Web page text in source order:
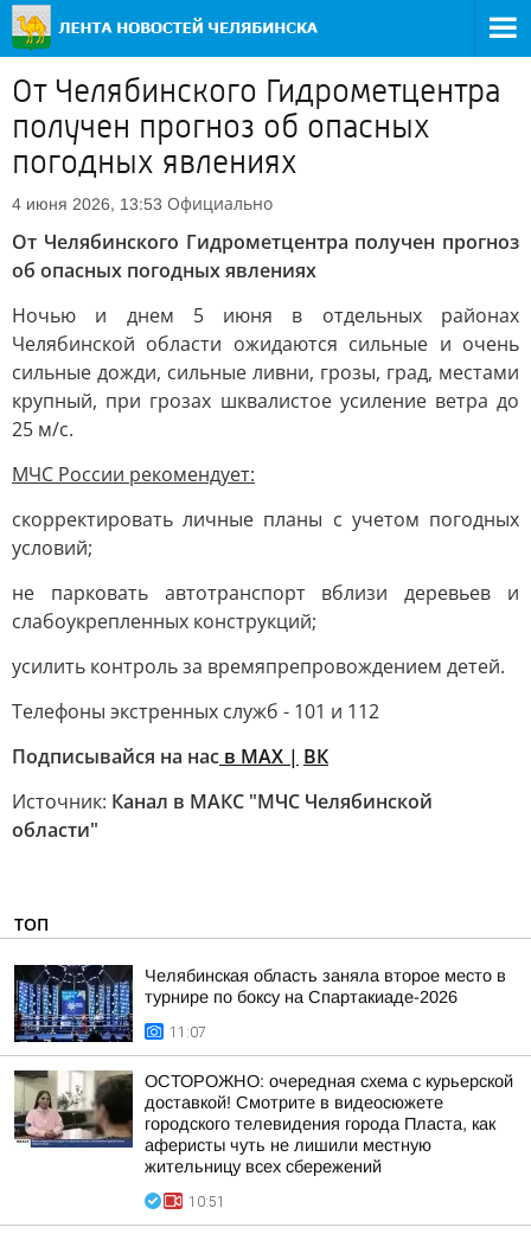
От Челябинского Гидрометцентра
получен прогноз об опасных
погодных явлениях
4 июня 2026, 13:53 Официально
От Челябинского Гидрометцентра получен прогноз
об опасных погодных явлениях
Ночью и днем 5 июня в отдельных районах
Челябинской области ожидаются сильные и очень
сильные дожди, сильные ливни, грозы, град, местами
крупный, при грозах шквалистое усиление ветра до
25 м/с.
МЧС России рекомендует:
скорректировать личные планы с учетом погодных
условий;
не парковать автотранспорт вблизи деревьев и
слабоукрепленных конструкций;
усилить контроль за времяпрепровождением детей.
Телефоны экстренных служб - 101 и 112
Подписывайся на нас в MAX | ВК
Источник: Канал в МАКС "МЧС Челябинской
области"
ТОП
Челябинская область заняла второе место в
турнире по боксу на Спартакиаде-2026
11:07
ОСТОРОЖНО: очередная схема с курьерской
доставкой! Смотрите в видеосюжете
городского телевидения города Пласта, как
аферисты чуть не лишили местную
жительницу всех сбережений
10:51